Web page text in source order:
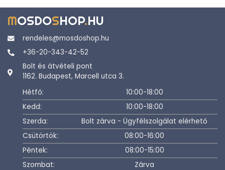
MOSDOSHOP.HU
rendeles@mosdoshop.hu
+36-20-343-42-52
Bolt és átvételi pont
1162. Budapest, Marcell utca 3.
Hétfő:
10:00-18:00
Kedd:
10:00-18:00
Szerda:
Bolt zárva - Ügyfélszolgálat elérhető
Csütörtök:
08:00-16:00
Péntek:
08:00-15:00
Szombat:
Zárva